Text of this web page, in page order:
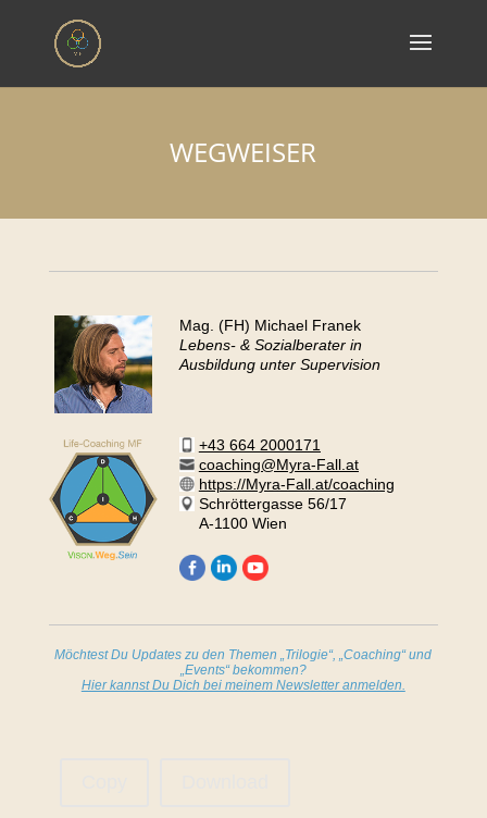
WEGWEISER
Mag. (FH) Michael Franek
Lebens- & Sozialberater in
Ausbildung unter Supervision
+43 664 2000171
coaching@Myra-Fall.at
https://Myra-Fall.at/coaching
Schröttergasse 56/17
A-1100 Wien
Möchtest Du Updates zu den Themen „Trilogie“, „Coaching“ und
„Events“ bekommen?
Hier kannst Du Dich bei meinem Newsletter anmelden.